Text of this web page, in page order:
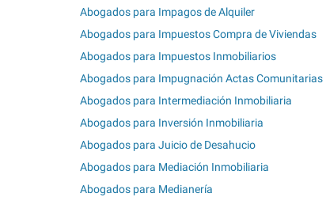
Abogados para Impagos de Alquiler
Abogados para Impuestos Compra de Viviendas
Abogados para Impuestos Inmobiliarios
Abogados para Impugnación Actas Comunitarias
Abogados para Intermediación Inmobiliaria
Abogados para Inversión Inmobiliaria
Abogados para Juicio de Desahucio
Abogados para Mediación Inmobiliaria
Abogados para Medianería